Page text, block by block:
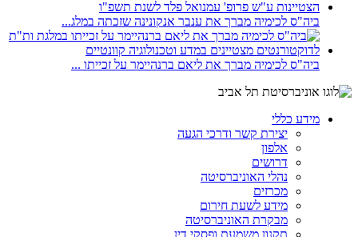
ביה"ס לכימיה מברך את ענבר אנקונינה שזכתה במלג...
ביה"ס לכימיה מברך את ליאם ברנהיימר על זכייתו ...
מידע כללי
יצירת קשר ודרכי הגעה
אלפון
דרושים
נהלי האוניברסיטה
מכרזים
מידע לשעת חירום
מבקרת האוניברסיטה